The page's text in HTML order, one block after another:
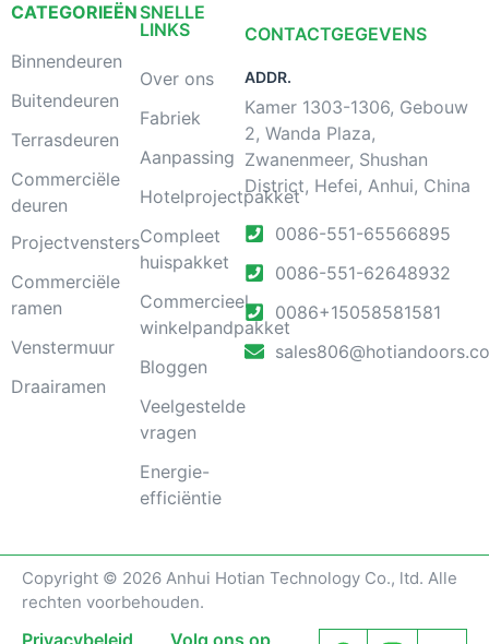
CATEGORIEËN
Binnendeuren
Buitendeuren
Terrasdeuren
Commerciële
deuren
Projectvensters
Commerciële
ramen
Venstermuur
Draairamen
SNELLE
LINKS
Over ons
Fabriek
Aanpassing
Hotelprojectpakket
Compleet
huispakket
Commercieel
winkelpandpakket
Bloggen
Veelgestelde
vragen
Energie-
efficiëntie
CONTACTGEGEVENS
ADDR.
Kamer 1303-1306, Gebouw
2, Wanda Plaza,
Zwanenmeer, Shushan
District, Hefei, Anhui, China
0086-551-65566895
0086-551-62648932
0086+15058581581
Copyright © 2026 Anhui Hotian Technology Co., ltd. Alle
rechten voorbehouden.